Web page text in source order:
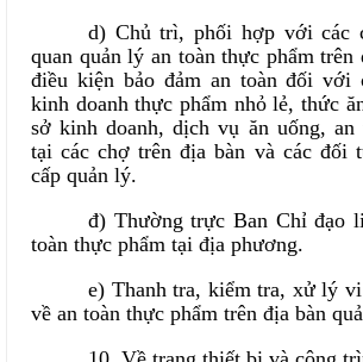
d) Chủ trì, phối hợp với các
quan quản lý an toàn thực phẩm
điều kiện bảo đảm an toàn đối với
kinh doanh thực phẩm nhỏ lẻ, thức
sở kinh doanh, dịch vụ ăn uống, an
tại các chợ trên địa bàn và các đối
cấp quản lý.
đ) Thường trực Ban Chỉ đạo
toàn thực phẩm tại địa phương.
e) Thanh tra, kiểm tra, xử lý
về an toàn thực phẩm trên địa bàn